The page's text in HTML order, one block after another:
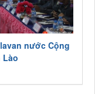
nước Cộng
Lào